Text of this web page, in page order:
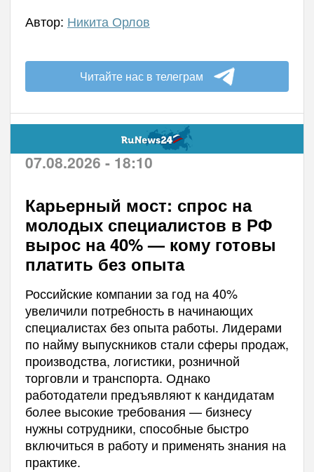
Автор: Никита Орлов
Читайте нас в телеграм
07.08.2026 - 18:10
Карьерный мост: спрос на
молодых специалистов в РФ
вырос на 40% — кому готовы
платить без опыта
Российские компании за год на 40%
увеличили потребность в начинающих
специалистах без опыта работы. Лидерами
по найму выпускников стали сферы продаж,
производства, логистики, розничной
торговли и транспорта. Однако
работодатели предъявляют к кандидатам
более высокие требования — бизнесу
нужны сотрудники, способные быстро
включиться в работу и применять знания на
практике.